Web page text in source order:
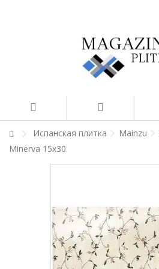
Испанская плитка Mainzu
Minerva 15x30